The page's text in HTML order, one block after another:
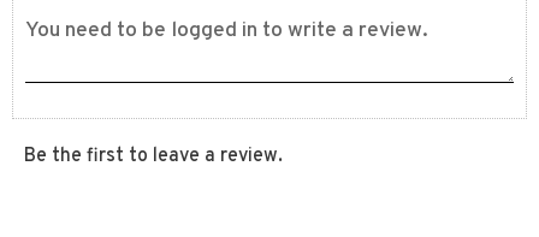
Be the first to leave a review.